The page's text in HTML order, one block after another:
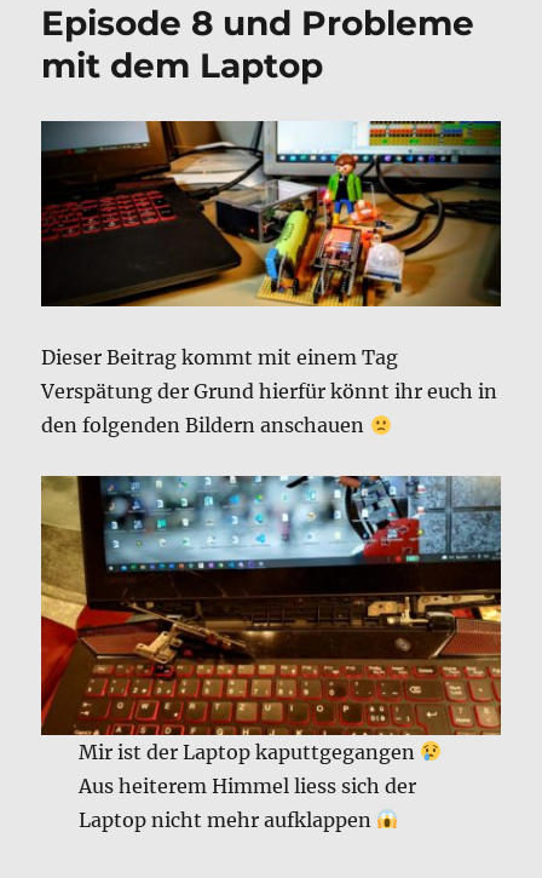
Episode 8 und Probleme
mit dem Laptop
Dieser Beitrag kommt mit einem Tag
Verspätung der Grund hierfür könnt ihr euch in
den folgenden Bildern anschauen
Mir ist der Laptop kaputtgegangen
Aus heiterem Himmel liess sich der
Laptop nicht mehr aufklappen